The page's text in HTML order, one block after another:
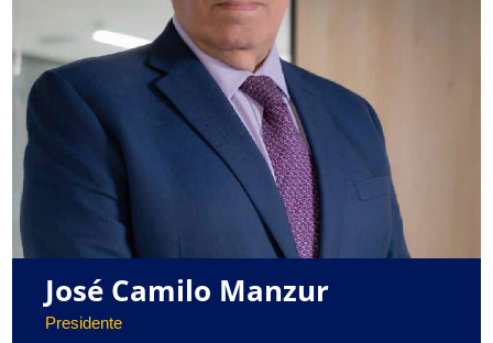
José Camilo Manzur
Presidente